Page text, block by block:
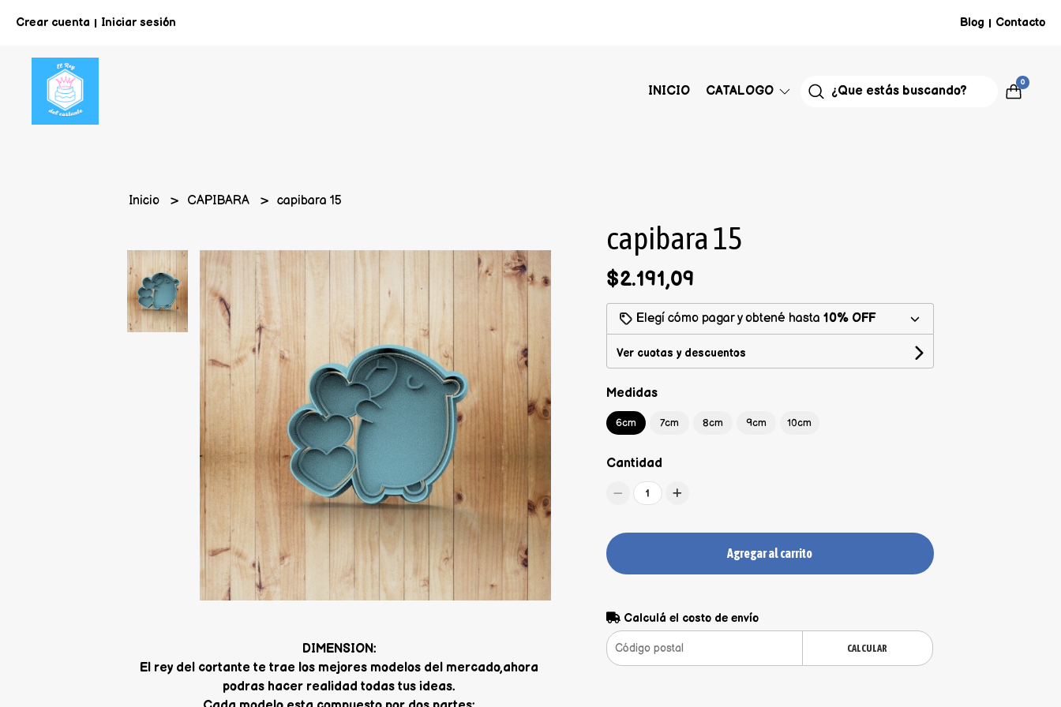
Crear cuenta | Iniciar sesión Blog | Contacto
INICIO CATALOGO
0
Inicio CAPIBARA capibara 15
DIMENSION:
El rey del cortante te trae los mejores modelos del mercado,ahora
podras hacer realidad todas tus ideas.
capibara 15
$2.191,09
Elegí cómo pagar y obtené hasta 10% OFF
Ver cuotas y descuentos
Medidas
6cm 7cm 8cm 9cm 10cm
Cantidad
1
Agregar al carrito
Calculá el costo de envío
CALCULAR